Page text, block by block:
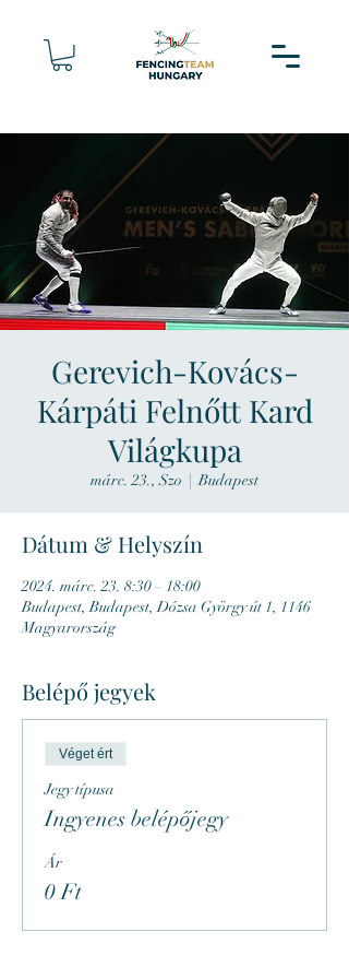
Gerevich-Kovács-
Kárpáti Felnőtt Kard
Világkupa
márc. 23., Szo
  |
Budapest
Dátum & Helyszín
2024. márc. 23. 8:30 – 18:00
Budapest, Budapest, Dózsa György út 1, 1146
Magyarország
Belépő jegyek
Véget ért
Jegy típusa
Ingyenes belépőjegy
Ár
0 Ft